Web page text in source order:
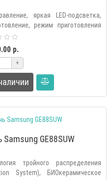
яркая LED-подсветка,
режим приготовления
р.
+
GE88SUW
тройного распределения
System), БИОкерамическое